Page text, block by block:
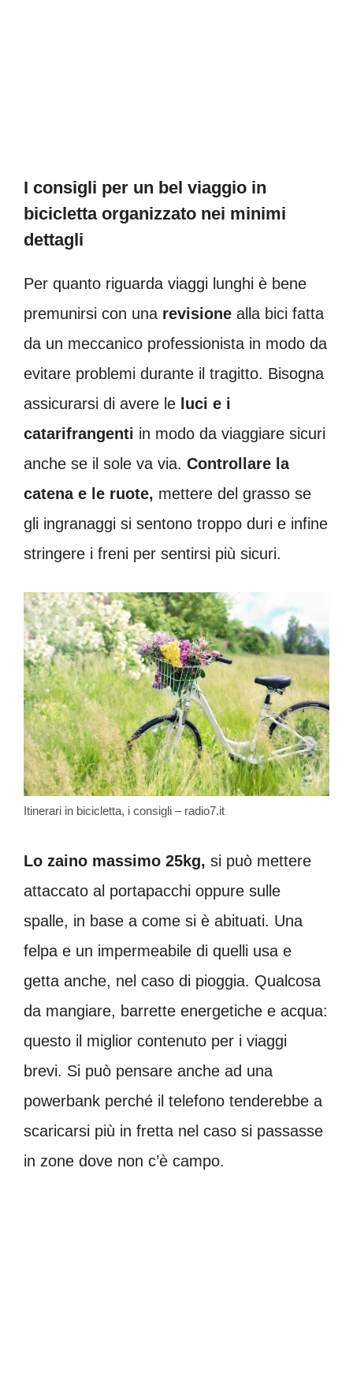
I consigli per un bel viaggio in
bicicletta organizzato nei minimi
dettagli
Per quanto riguarda viaggi lunghi è bene
premunirsi con una revisione alla bici fatta
da un meccanico professionista in modo da
evitare problemi durante il tragitto. Bisogna
assicurarsi di avere le luci e i
catarifrangenti in modo da viaggiare sicuri
anche se il sole va via. Controllare la
catena e le ruote, mettere del grasso se
gli ingranaggi si sentono troppo duri e infine
stringere i freni per sentirsi più sicuri.
Itinerari in bicicletta, i consigli – radio7.it
Lo zaino massimo 25kg, si può mettere
attaccato al portapacchi oppure sulle
spalle, in base a come si è abituati. Una
felpa e un impermeabile di quelli usa e
getta anche, nel caso di pioggia. Qualcosa
da mangiare, barrette energetiche e acqua:
questo il miglior contenuto per i viaggi
brevi. Si può pensare anche ad una
powerbank perché il telefono tenderebbe a
scaricarsi più in fretta nel caso si passasse
in zone dove non c’è campo.